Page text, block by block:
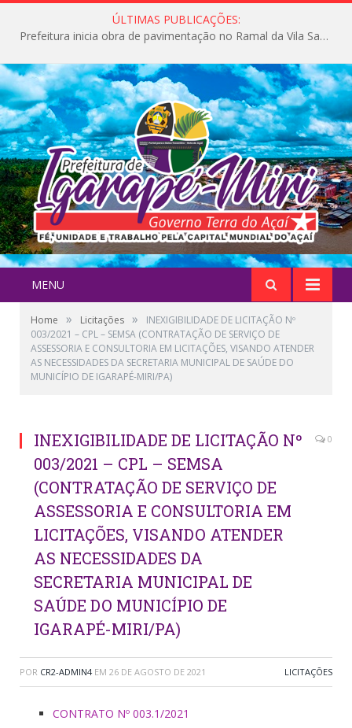
ÚLTIMAS PUBLICAÇÕES:
Prefeitura inicia obra de pavimentação no Ramal da Vila Santa Maria do Icatu
MENU
Home » Licitações »
INEXIGIBILIDADE DE LICITAÇÃO Nº
003/2021 – CPL – SEMSA (CONTRATAÇÃO DE SERVIÇO DE
ASSESSORIA E CONSULTORIA EM LICITAÇÕES, VISANDO ATENDER
AS NECESSIDADES DA SECRETARIA MUNICIPAL DE SAÚDE DO
MUNICÍPIO DE IGARAPÉ-MIRI/PA)
INEXIGIBILIDADE DE LICITAÇÃO Nº
003/2021 – CPL – SEMSA
(CONTRATAÇÃO DE SERVIÇO DE
ASSESSORIA E CONSULTORIA EM
LICITAÇÕES, VISANDO ATENDER
AS NECESSIDADES DA
SECRETARIA MUNICIPAL DE
SAÚDE DO MUNICÍPIO DE
IGARAPÉ-MIRI/PA)
0
POR CR2-ADMIN4 EM 26 DE AGOSTO DE 2021 LICITAÇÕES
CONTRATO Nº 003.1/2021